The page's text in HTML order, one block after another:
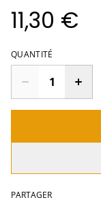
11,30 €
QUANTITÉ
PARTAGER